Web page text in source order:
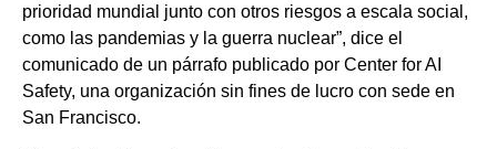
prioridad mundial junto con otros riesgos a escala social,
como las pandemias y la guerra nuclear”, dice el
comunicado de un párrafo publicado por Center for AI
Safety, una organización sin fines de lucro con sede en
San Francisco.